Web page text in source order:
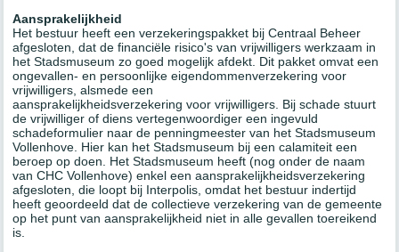
Aansprakelijkheid
Het bestuur heeft een verzekeringspakket bij Centraal Beheer
afgesloten, dat de financiële risico's van vrijwilligers werkzaam in
het Stadsmuseum zo goed mogelijk afdekt. Dit pakket omvat een
ongevallen- en persoonlijke eigendommenverzekering voor
vrijwilligers, alsmede een
aansprakelijkheidsverzekering voor vrijwilligers. Bij schade stuurt
de vrijwilliger of diens vertegenwoordiger een ingevuld
schadeformulier naar de penningmeester van het Stadsmuseum
Vollenhove. Hier kan het Stadsmuseum bij een calamiteit een
beroep op doen. Het Stadsmuseum heeft (nog onder de naam
van CHC Vollenhove) enkel een aansprakelijkheidsverzekering
afgesloten, die loopt bij Interpolis, omdat het bestuur indertijd
heeft geoordeeld dat de collectieve verzekering van de gemeente
op het punt van aansprakelijkheid niet in alle gevallen toereikend
is.